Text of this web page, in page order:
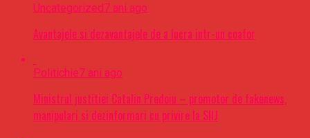
Uncategorized7 ani ago
Avantajele si dezavantajele de a lucra intr-un coafor
Politichie7 ani ago
Ministrul justitiei Catalin Predoiu – promotor de fakenews,
manipulari si dezinformari cu privire la SIIJ